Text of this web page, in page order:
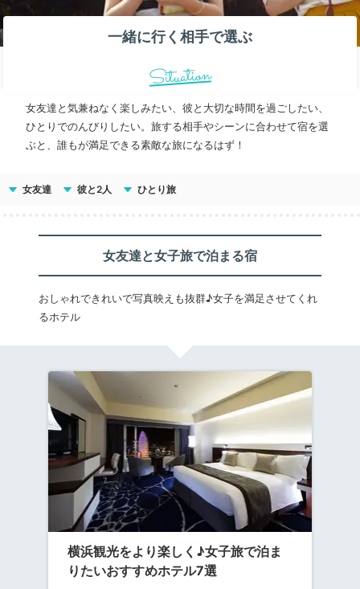
一緒に行く相手で選ぶ
Situation
女友達と気兼ねなく楽しみたい、彼と大切な時間を過ごしたい、
ひとりでのんびりしたい。旅する相手やシーンに合わせて宿を選
ぶと、誰もが満足できる素敵な旅になるはず！
女友達 彼と2人 ひとり旅
女友達と女子旅で泊まる宿
おしゃれできれいで写真映えも抜群♪女子を満足させてくれ
るホテル
横浜観光をより楽しく♪女子旅で泊ま
りたいおすすめホテル7選